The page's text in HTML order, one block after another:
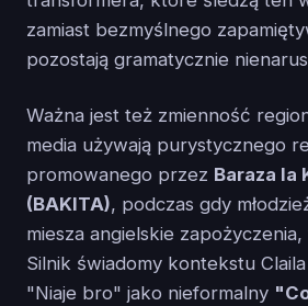
zamiast bezmyślnego
pozostają gramatycznie
Ważna jest też zmienność
media używają purystycznego
promowanego przez Baraza la
(BAKITA), podczas gdy
miesza angielskie
Silnik świadomy kontekstu
"Niaje bro" jako nieformalny